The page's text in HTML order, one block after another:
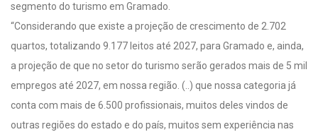
segmento do turismo em Gramado.
“Considerando que existe a projeção de crescimento de 2.702
quartos, totalizando 9.177 leitos até 2027, para Gramado e, ainda,
a projeção de que no setor do turismo serão gerados mais de 5 mil
empregos até 2027, em nossa região. (..) que nossa categoria já
conta com mais de 6.500 profissionais, muitos deles vindos de
outras regiões do estado e do país, muitos sem experiência nas